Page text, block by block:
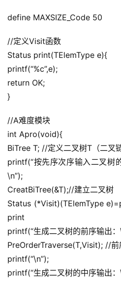
define MAXSIZE_Code 50
//定义Visit函数
Status print(TElemType e){
printf(“%c”,e);
return OK;
}
//A难度模块
int Apro(void){
BiTree T; //定义二叉树T（二叉
printf(“按先序次序输入二叉树
\n”);
CreatBiTree(&T);//建立二叉树
Status (*Visit)(TElemType
print
printf(“生成二叉树的前序输出
PreOrderTraverse(T,Visit); //前
printf(“\n”);
printf(“生成二叉树的中序输出